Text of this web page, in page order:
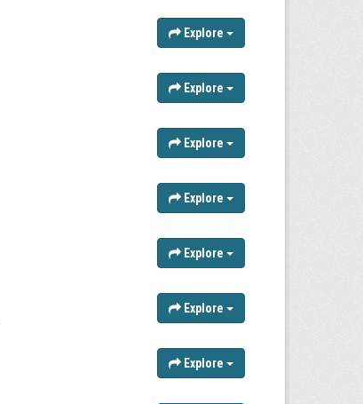
Explore
Explore
Explore
Explore
Explore
Explore
Explore